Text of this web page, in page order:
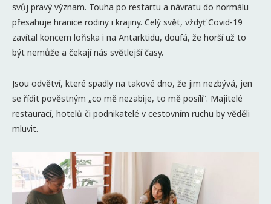
svůj pravý význam. Touha po restartu a návratu do normálu
přesahuje hranice rodiny i krajiny. Celý svět, vždyť Covid-19
zavítal koncem loňska i na Antarktidu, doufá, že horší už to
být nemůže a čekají nás světlejší časy.
Jsou odvětví, které spadly na takové dno, že jim nezbývá, jen
se řídit pověstným „co mě nezabije, to mě posílí“. Majitelé
restaurací, hotelů či podnikatelé v cestovním ruchu by věděli
mluvit.